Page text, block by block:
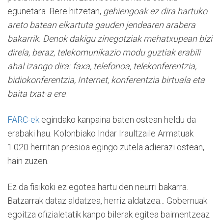
egunetara. Bere hitzetan, gehiengoak ez dira hartuko
areto batean elkartuta gauden jendearen arabera
bakarrik. Denok dakigu zinegotziak mehatxupean bizi
direla, beraz, telekomunikazio modu guztiak erabili
ahal izango dira: faxa, telefonoa, telekonferentzia,
bidiokonferentzia, Internet, konferentzia birtuala eta
baita txat-a ere.
FARC-ek egindako kanpaina baten ostean heldu da
erabaki hau. Kolonbiako Indar Iraultzaile Armatuak
1.020 herritan presioa egingo zutela adierazi ostean,
hain zuzen.
Ez da fisikoki ez egotea hartu den neurri bakarra.
Batzarrak dataz aldatzea, herriz aldatzea... Gobernuak
egoitza ofizialetatik kanpo bilerak egitea baimentzeaz